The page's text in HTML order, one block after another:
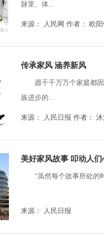
脉里、体...
来源： 人民网 作者： 欧
传承家风 涵养新风
愿千千万万个家庭都
族进步的...
来源： 人民日报 作者：
美好家风故事 叩动人们
“虽然每个故事所处的
来源： 人民日报